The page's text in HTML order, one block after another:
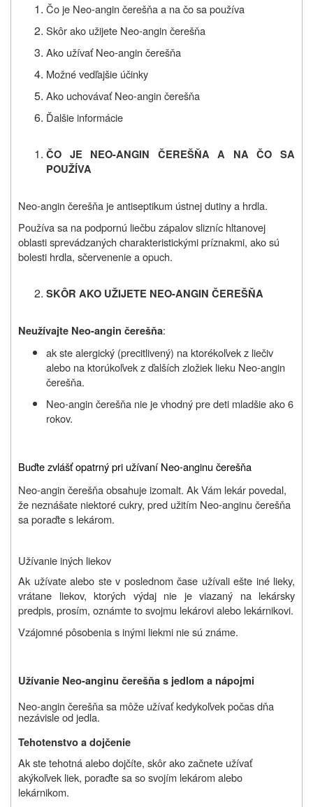
Čo je Neo-angin čerešňaa na čo sa používa
Skôr ako užijete Neo-angin čerešňa
Ako užívať Neo-angin čerešňa
Možné vedľajšie účinky
Ako uchovávať Neo-angin čerešňa
Ďalšie informácie
ČO JE NEO-ANGIN ČEREŠŇA A NA ČO SA
POUŽÍVA
Neo-angin čerešňa je antiseptikum ústnej dutiny a hrdla.
Používa sa na podpornú liečbu zápalov slizníc hltanovej
oblasti sprevádzaných charakteristickými príznakmi, ako sú
bolesti hrdla, sčervenenie a opuch.
SKÔR AKO UŽIJETE NEO-ANGIN ČEREŠŇA
Neužívajte Neo-angin čerešňa:
ak ste alergický (precitlivený) na ktorékoľvek z liečiv
alebo na ktorúkoľvek z ďalších zložiek lieku Neo-angin
čerešňa.
Neo-angin čerešňa nie je vhodný pre deti mladšie ako 6
rokov.
Buďte zvlášť opatrný pri užívaní Neo-anginu čerešňa
Neo-angin čerešňa obsahuje izomalt. Ak Vám lekár povedal,
že neznášate niektoré cukry, pred užitím Neo-anginu čerešňa
sa poraďte s lekárom.
Užívanie iných liekov
Ak užívate alebo ste v poslednom čase užívali ešte iné lieky,
vrátane liekov, ktorých výdaj nie je viazaný na lekársky
predpis, prosím, oznámte to svojmu lekárovi alebo lekárnikovi.
Vzájomné pôsobenia s inými liekmi nie sú známe.
Užívanie Neo-anginu čerešňa s jedlom a nápojmi
Neo-angin čerešňa sa môže užívať kedykoľvek počas dňa
nezávisle od jedla.
Tehotenstvo a dojčenie
Ak ste tehotná alebo dojčíte, skôr ako začnete užívať
akýkoľvek liek, poraďte sa so svojím lekárom alebo
lekárnikom.